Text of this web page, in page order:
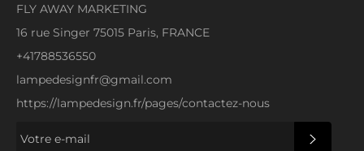
FLY AWAY MARKETING
16 rue Singer 75015 Paris, FRANCE
+41788536550
lampedesignfr@gmail.com
https://lampedesign.fr/pages/contactez-nous